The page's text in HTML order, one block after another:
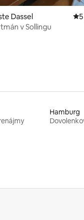
Dassel
v Sollingu
Hamburg